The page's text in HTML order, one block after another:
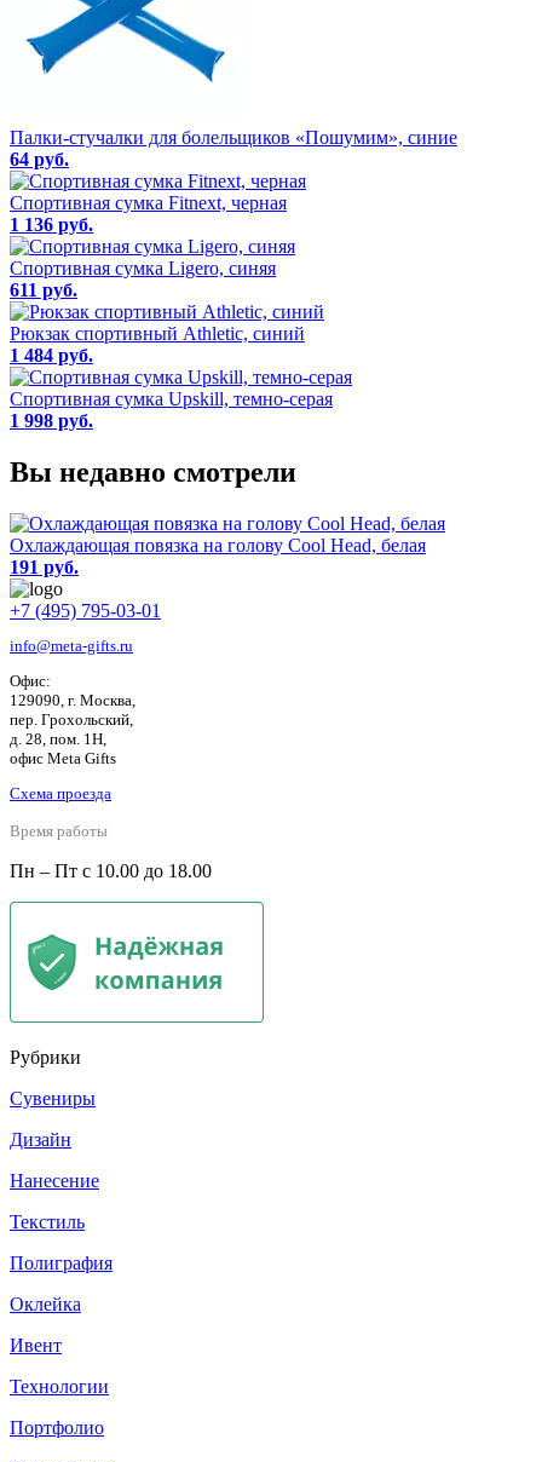
Палки-стучалки для болельщиков «Пошумим», синие
64 руб.
Спортивная сумка Fitnext, черная
1 136 руб.
Спортивная сумка Ligero, синяя
611 руб.
Рюкзак спортивный Athletic, синий
1 484 руб.
Спортивная сумка Upskill, темно-серая
1 998 руб.
Вы недавно смотрели
Охлаждающая повязка на голову Cool Head, белая
191 руб.
+7 (495) 795-03-01
info@meta-gifts.ru
Офис:
129090, г. Москва,
пер. Грохольский,
д. 28, пом. 1Н,
офис Meta Gifts
Схема проезда
Время работы
Пн – Пт с 10.00 до 18.00
Рубрики
Сувениры
Дизайн
Нанесение
Текстиль
Полиграфия
Оклейка
Ивент
Технологии
Портфолио